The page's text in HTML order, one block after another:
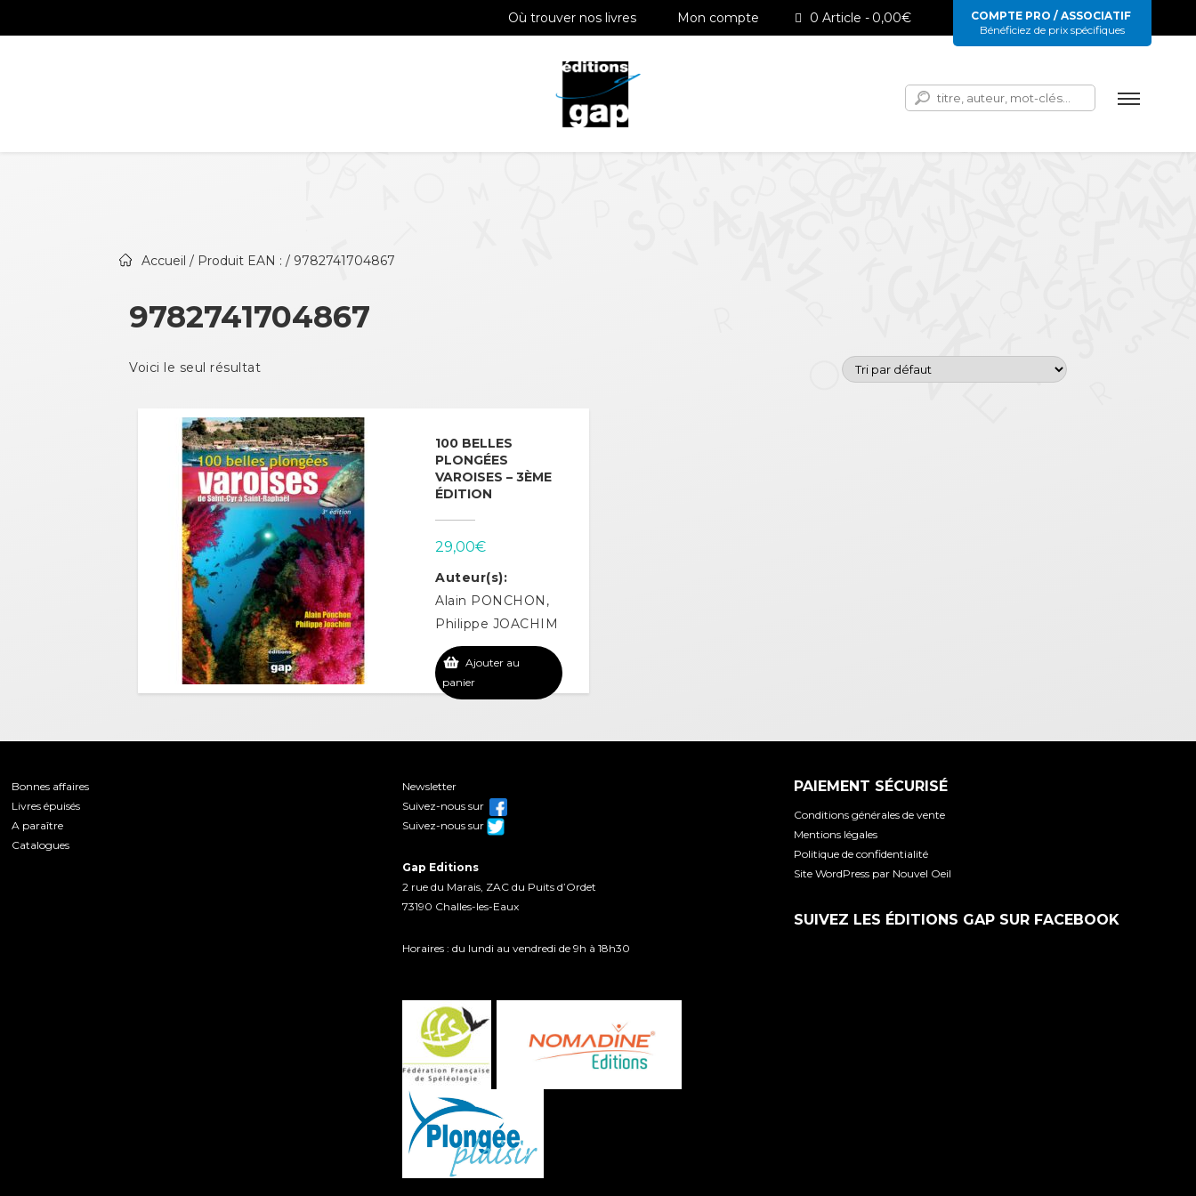
Où trouver nos livres Mon compte 0 Article 0,00€
COMPTE PRO / ASSOCIATIF
Bénéficiez de prix spécifiques
Rechercher :
Accueil / Produit EAN : / 9782741704867
9782741704867
Voici le seul résultat
100 BELLES
PLONGÉES
VAROISES – 3ÈME
ÉDITION
29,00€
Auteur(s):
Alain PONCHON,
Philippe JOACHIM
Ajouter au
panier
Bonnes affaires
Livres épuisés
A paraître
Catalogues
Newsletter
Suivez-nous sur
Suivez-nous sur
Gap Editions
2 rue du Marais, ZAC du Puits d’Ordet
73190 Challes-les-Eaux
Horaires : du lundi au vendredi de 9h à 18h30
PAIEMENT SÉCURISÉ
Conditions générales de vente
Mentions légales
Politique de confidentialité
Site WordPress par Nouvel Oeil
SUIVEZ LES ÉDITIONS GAP SUR FACEBOOK